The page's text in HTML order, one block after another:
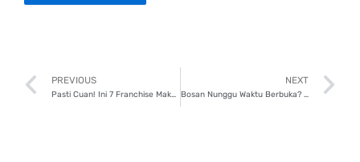
Prev
PREVIOUS
Pasti Cuan! Ini 7 Franchise Makanan Terlaris di Indonesia!
NEXT
Bosan Nunggu Waktu Berbuka? Lakukan 7 Kegiatan Positif Ini!